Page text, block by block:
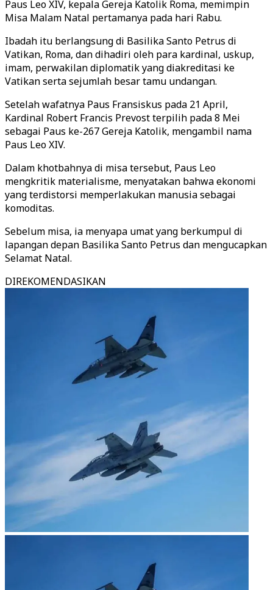
Paus Leo XIV, kepala Gereja Katolik Roma, memimpin
Misa Malam Natal pertamanya pada hari Rabu.
Ibadah itu berlangsung di Basilika Santo Petrus di
Vatikan, Roma, dan dihadiri oleh para kardinal, uskup,
imam, perwakilan diplomatik yang diakreditasi ke
Vatikan serta sejumlah besar tamu undangan.
Setelah wafatnya Paus Fransiskus pada 21 April,
Kardinal Robert Francis Prevost terpilih pada 8 Mei
sebagai Paus ke-267 Gereja Katolik, mengambil nama
Paus Leo XIV.
Dalam khotbahnya di misa tersebut, Paus Leo
mengkritik materialisme, menyatakan bahwa ekonomi
yang terdistorsi memperlakukan manusia sebagai
komoditas.
Sebelum misa, ia menyapa umat yang berkumpul di
lapangan depan Basilika Santo Petrus dan mengucapkan
Selamat Natal.
DIREKOMENDASIKAN